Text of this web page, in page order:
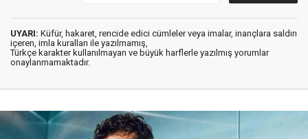
UYARI: Küfür, hakaret, rencide edici cümleler veya imalar, inançlara saldırı
içeren, imla kuralları ile yazılmamış,
Türkçe karakter kullanılmayan ve büyük harflerle yazılmış yorumlar
onaylanmamaktadır.